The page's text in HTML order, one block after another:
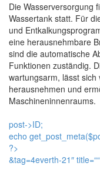
Die Wasserversorgung
Wassertank statt. Für
und
eine herausnehmbare
sind die automatische
Funktionen zuständig.
wartungsarm, lässt
herausnehmen und
Maschineninnenraums.
post->ID;
echo
?>
&tag=4everth-21″ title=“